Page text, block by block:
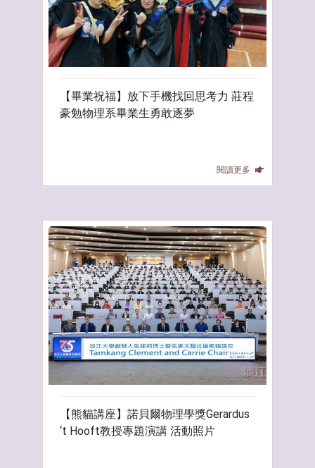
【畢業祝福】放下手機找回思考力 莊程
豪勉物理系畢業生勇敢逐夢
閱讀更多
【熊貓講座】諾貝爾物理學獎Gerardus
‘t Hooft教授專題演講 活動照片